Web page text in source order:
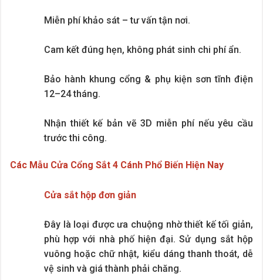
Miễn phí khảo sát – tư vấn tận nơi.
Cam kết đúng hẹn, không phát sinh chi phí ẩn.
Bảo hành khung cổng & phụ kiện sơn tĩnh điện
12–24 tháng.
Nhận thiết kế bản vẽ 3D miễn phí nếu yêu cầu
trước thi công.
Các Mẫu Cửa Cổng Sắt 4 Cánh Phổ Biến Hiện Nay
Cửa sắt hộp đơn giản
Đây là loại được ưa chuộng nhờ thiết kế tối giản,
phù hợp với nhà phố hiện đại. Sử dụng sắt hộp
vuông hoặc chữ nhật, kiểu dáng thanh thoát, dễ
vệ sinh và giá thành phải chăng.